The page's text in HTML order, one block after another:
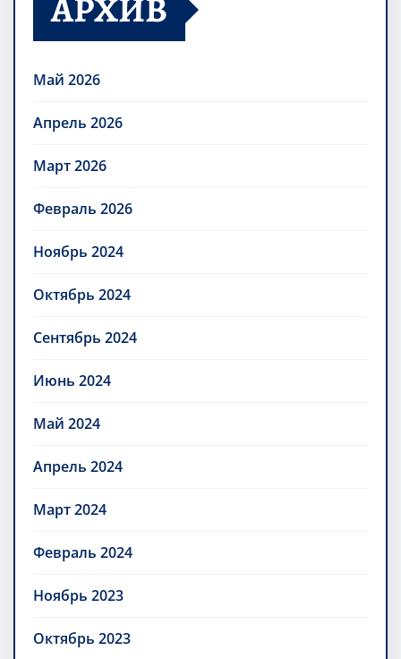
Май 2026
Апрель 2026
Март 2026
Февраль 2026
Ноябрь 2024
Октябрь 2024
Сентябрь 2024
Июнь 2024
Май 2024
Апрель 2024
Март 2024
Февраль 2024
Ноябрь 2023
Октябрь 2023